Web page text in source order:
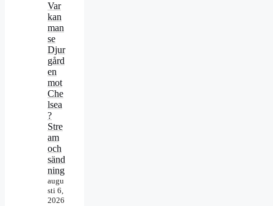
Var
kan
man
se
Djur
gård
en
mot
Che
lsea
?
Stre
am
och
sänd
ning
augu
sti 6,
2026